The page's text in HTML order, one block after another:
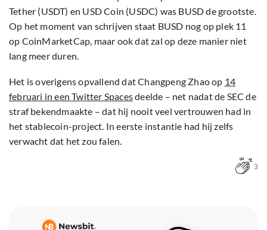
Tether (USDT) en USD Coin (USDC) was BUSD de grootste.
Op het moment van schrijven staat BUSD nog op plek 11
op CoinMarketCap, maar ook dat zal op deze manier niet
lang meer duren.
Het is overigens opvallend dat Changpeng Zhao op 14
februari in een Twitter Spacesdeelde – net nadat de SEC de
straf bekendmaakte – dat hij nooit veel vertrouwen had in
het stablecoin-project. In eerste instantie had hij zelfs
verwacht dat het zou falen.
3